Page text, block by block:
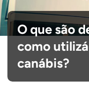
O que são
como
canábis?